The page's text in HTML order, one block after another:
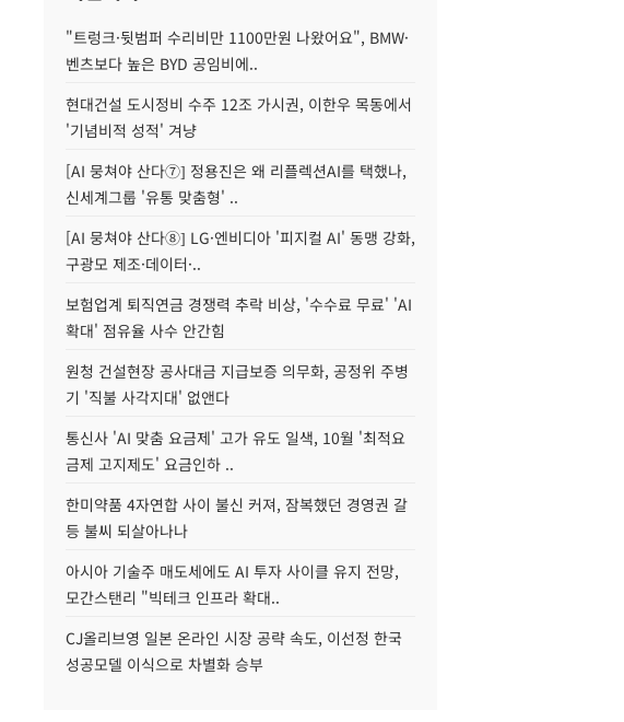
"트렁크·뒷범퍼 수리비만 1100만원 나왔어요", BMW·
벤츠보다 높은 BYD 공임비에..
현대건설 도시정비 수주 12조 가시권, 이한우 목동에서
'기념비적 성적' 겨냥
[AI 뭉쳐야 산다⑦] 정용진은 왜 리플렉션AI를 택했나,
신세계그룹 '유통 맞춤형' ..
[AI 뭉쳐야 산다⑧] LG·엔비디아 '피지컬 AI' 동맹 강화,
구광모 제조·데이터·..
보험업계 퇴직연금 경쟁력 추락 비상, '수수료 무료' 'AI
확대' 점유율 사수 안간힘
원청 건설현장 공사대금 지급보증 의무화, 공정위 주병
기 '직불 사각지대' 없앤다
통신사 'AI 맞춤 요금제' 고가 유도 일색, 10월 '최적요
금제 고지제도' 요금인하 ..
한미약품 4자연합 사이 불신 커져, 잠복했던 경영권 갈
등 불씨 되살아나나
아시아 기술주 매도세에도 AI 투자 사이클 유지 전망,
모간스탠리 "빅테크 인프라 확대..
CJ올리브영 일본 온라인 시장 공략 속도, 이선정 한국
성공모델 이식으로 차별화 승부